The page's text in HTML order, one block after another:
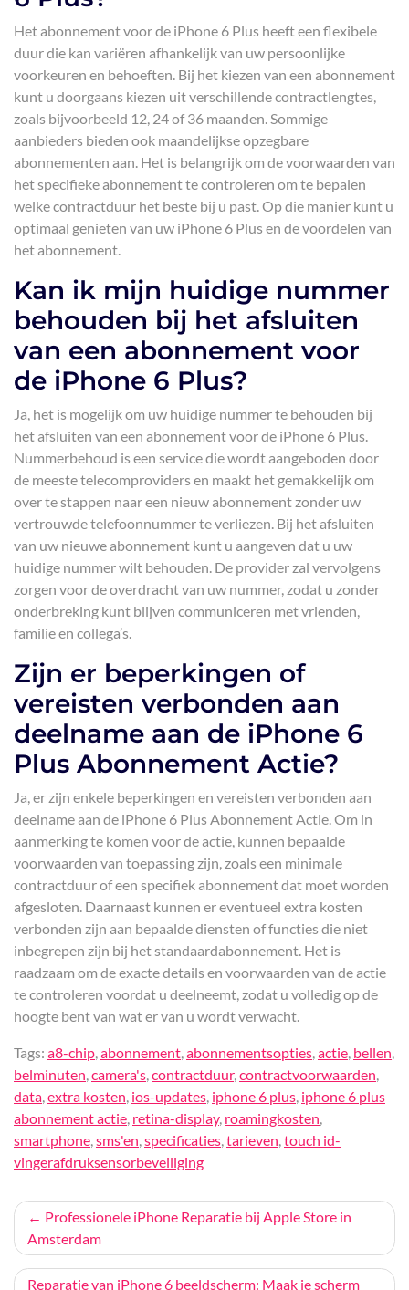
Het abonnement voor de iPhone 6 Plus heeft een flexibele
duur die kan variëren afhankelijk van uw persoonlijke
voorkeuren en behoeften. Bij het kiezen van een abonnement
kunt u doorgaans kiezen uit verschillende contractlengtes,
zoals bijvoorbeeld 12, 24 of 36 maanden. Sommige
aanbieders bieden ook maandelijkse opzegbare
abonnementen aan. Het is belangrijk om de voorwaarden van
het specifieke abonnement te controleren om te bepalen
welke contractduur het beste bij u past. Op die manier kunt u
optimaal genieten van uw iPhone 6 Plus en de voordelen van
het abonnement.
Kan ik mijn huidige nummer
behouden bij het afsluiten
van een abonnement voor
de iPhone 6 Plus?
Ja, het is mogelijk om uw huidige nummer te behouden bij
het afsluiten van een abonnement voor de iPhone 6 Plus.
Nummerbehoud is een service die wordt aangeboden door
de meeste telecomproviders en maakt het gemakkelijk om
over te stappen naar een nieuw abonnement zonder uw
vertrouwde telefoonnummer te verliezen. Bij het afsluiten
van uw nieuwe abonnement kunt u aangeven dat u uw
huidige nummer wilt behouden. De provider zal vervolgens
zorgen voor de overdracht van uw nummer, zodat u zonder
onderbreking kunt blijven communiceren met vrienden,
familie en collega’s.
Zijn er beperkingen of
vereisten verbonden aan
deelname aan de iPhone 6
Plus Abonnement Actie?
Ja, er zijn enkele beperkingen en vereisten verbonden aan
deelname aan de iPhone 6 Plus Abonnement Actie. Om in
aanmerking te komen voor de actie, kunnen bepaalde
voorwaarden van toepassing zijn, zoals een minimale
contractduur of een specifiek abonnement dat moet worden
afgesloten. Daarnaast kunnen er eventueel extra kosten
verbonden zijn aan bepaalde diensten of functies die niet
inbegrepen zijn bij het standaardabonnement. Het is
raadzaam om de exacte details en voorwaarden van de actie
te controleren voordat u deelneemt, zodat u volledig op de
hoogte bent van wat er van u wordt verwacht.
Tags: a8-chip,abonnement,abonnementsopties,actie, bellen,
belminuten,camera's,contractduur,contractvoorwaarden,
data,extra kosten, ios-updates, iphone 6 plus, iphone 6 plus
abonnement actie, retina-display, roamingkosten,
smartphone,sms'en,specificaties,tarieven,touch id-
vingerafdruksensorbeveiliging
Bericht
navigatie
Professionele iPhone Reparatie bij Apple Store in
Amsterdam
Reparatie van iPhone 6 beeldscherm: Maak je scherm